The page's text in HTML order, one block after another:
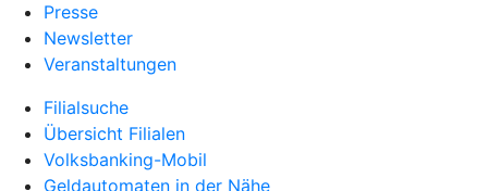
Presse
Newsletter
Veranstaltungen
Filialsuche
Übersicht Filialen
Volksbanking-Mobil
Geldautomaten in der Nähe